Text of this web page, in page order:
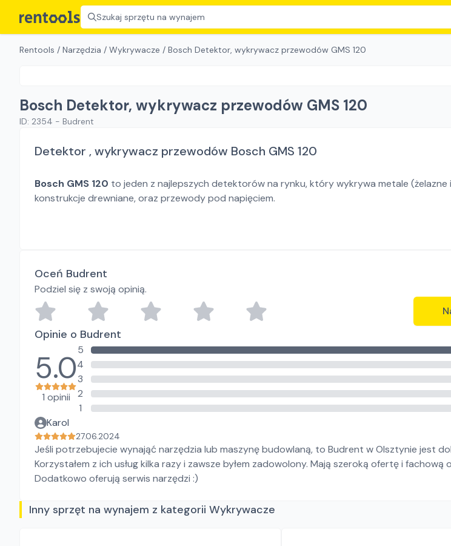
Szukaj sprzętu na wynajem
Rentools / Narzędzia / Wykrywacze / Bosch Detektor, wykrywacz przewodów GMS 120
Bosch Detektor, wykrywacz przewodów GMS 120
ID: 2354 - Budrent
Detektor , wykrywacz przewodów Bosch GMS 120
Bosch GMS 120 to jeden z najlepszych detektorów na rynku, który wykrywa metale (żelazne
konstrukcje drewniane, oraz przewody pod napięciem.
Oceń Budrent
Podziel się z swoją opinią.
Opinie o Budrent
5.0
1 opinii
5
4
3
2
1
Karol
27.06.2024
Jeśli potrzebujecie wynająć narzędzia lub maszynę budowlaną, to Budrent w Olsztynie jest
Korzystałem z ich usług kilka razy i zawsze byłem zadowolony. Mają szeroką ofertę i fachową
Dodatkowo oferują serwis narzędzi :)
Inny sprzęt na wynajem z kategorii Wykrywacze